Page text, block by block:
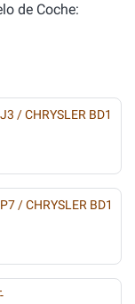
de Coche:
/ CHRYSLER BD1
/ CHRYSLER BD1